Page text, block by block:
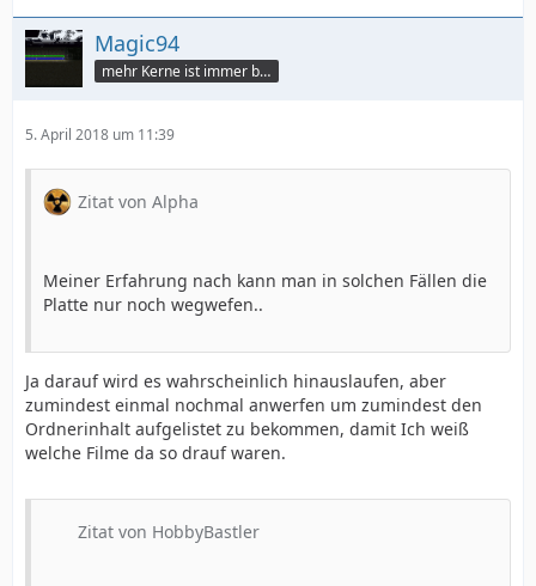
Magic94
mehr Kerne ist immer besser
5. April 2018 um 11:39
Zitat von Alpha
Meiner Erfahrung nach kann man in solchen Fällen die
Platte nur noch wegwefen..
Ja darauf wird es wahrscheinlich hinauslaufen, aber
zumindest einmal nochmal anwerfen um zumindest den
Ordnerinhalt aufgelistet zu bekommen, damit Ich weiß
welche Filme da so drauf waren.
Zitat von HobbyBastler